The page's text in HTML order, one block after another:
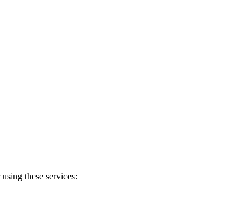
these services: